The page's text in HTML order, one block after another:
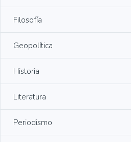
Filosofía
Geopolítica
Historia
Literatura
Periodismo